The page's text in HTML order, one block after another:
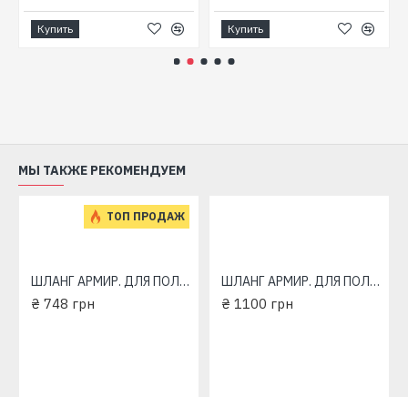
Купить Купить
МЫ ТАКЖЕ РЕКОМЕНДУЕМ
ТОП ПРОДАЖ
ШЛАНГ АРМИР. ДЛЯ ПОЛИВА METEOR 1/2" 20m 3bar
₴ 748 грн
ШЛАНГ АРМИР. ДЛЯ ПОЛИВА METEOR 1/2" 30m 3bar
₴ 1100 грн